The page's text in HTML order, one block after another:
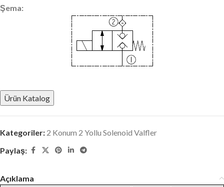
Şema:
Ürün Katalog
Kategoriler: 2 Konum 2 Yollu Solenoid Valfler
Paylaş:
Açıklama